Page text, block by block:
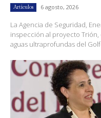
Artículos 6 agosto, 2026
La Agencia de Seguridad,
inspección al proyecto
aguas ultraprofundas del